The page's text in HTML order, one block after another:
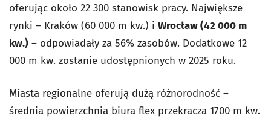
oferując około 22 300 stanowisk pracy. Największe
rynki – Kraków (60 000 m kw.) i Wrocław (42 000 m
kw.) – odpowiadały za 56% zasobów. Dodatkowe 12
000 m kw. zostanie udostępnionych w 2025 roku.
Miasta regionalne oferują dużą różnorodność –
średnia powierzchnia biura flex przekracza 1700 m kw.